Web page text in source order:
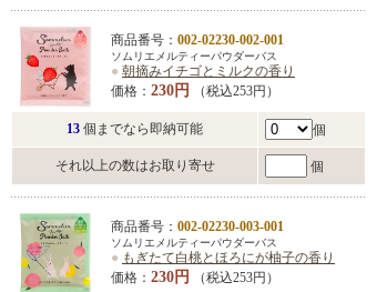
商品番号： 002-02230-002-001
ソムリエメルティーパウダーバス
● 朝摘みイチゴとミルクの香り
価格： 230円 （税込253円）
13 個までなら即納可能 個
それ以上の数はお取り寄せ 個
商品番号： 002-02230-003-001
ソムリエメルティーパウダーバス
● もぎたて白桃とほろにが柚子の香り
価格： 230円 （税込253円）